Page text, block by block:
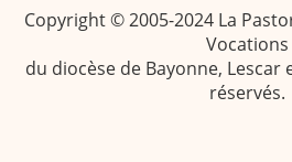
Copyright © 2005-2024 La
Vocations
du diocèse de Bayonne,
réservés.